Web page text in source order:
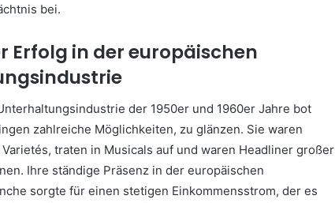
bei.
Erfolg in der europäischen
der 1950er und 1960er Jahre bot
zahlreiche Möglichkeiten, zu glänzen. Sie waren
traten in Musicals auf und waren Headliner großer
Ihre ständige Präsenz in der europäischen
sorgte für einen stetigen Einkommensstrom, der es